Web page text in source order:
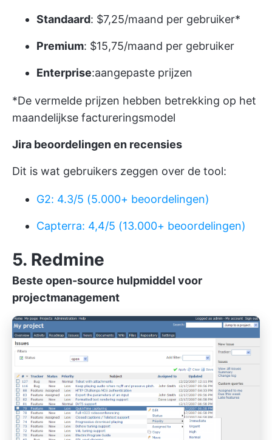
Standaard: $7,25/maand per gebruiker*
Premium: $15,75/maand per gebruiker
Enterprise:aangepaste prijzen
*De vermelde prijzen hebben betrekking op het
maandelijkse factureringsmodel
Jira beoordelingen en recensies
Dit is wat gebruikers zeggen over de tool:
G2: 4.3/5 (5.000+ beoordelingen)
Capterra: 4,4/5 (13.000+ beoordelingen)
5. Redmine
Beste open-source hulpmiddel voor
projectmanagement